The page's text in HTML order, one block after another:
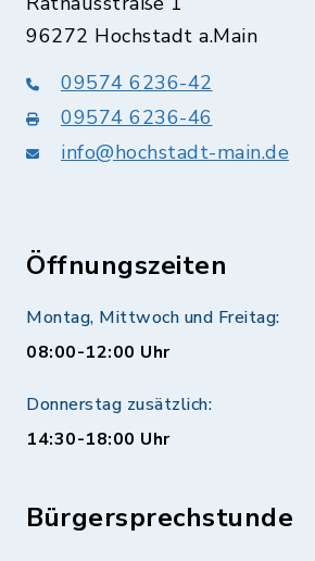
96272 Hochstadt a.Main
09574 6236-42
09574 6236-46
info@hochstadt-main.de
Öffnungszeiten
Montag, Mittwoch und Freitag:
08:00-12:00 Uhr
Donnerstag zusätzlich:
14:30-18:00 Uhr
Bürgersprechstunde